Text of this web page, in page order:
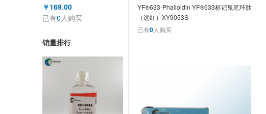
￥169.00
已有0人购买
销量排行
YF®633-Phalloidin YF®633标记鬼笔环肽
（远红）XY9053S
已有0人购买